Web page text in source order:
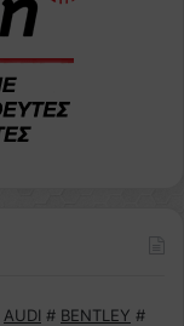
AUDI # BENTLEY #